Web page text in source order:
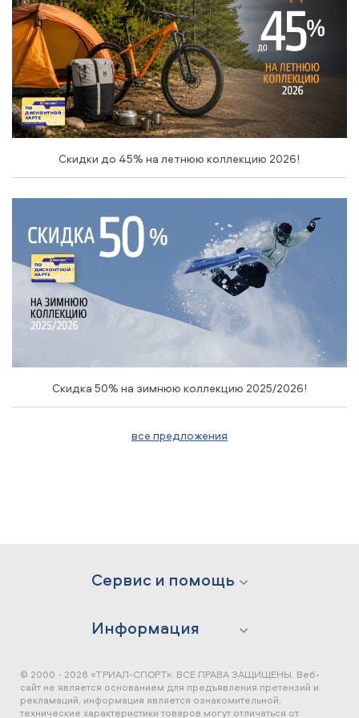
Скидки до 45% на летнюю коллекцию 2026!
Скидка 50% на зимнюю коллекцию 2025/2026!
все предложения
Сервис и помощь
Информация
© 2000 - 2026 «ТРИАЛ-СПОРТ». ВСЕ ПРАВА ЗАЩИЩЕНЫ. Веб-
сайт не является основанием для предъявления претензий и
рекламаций, информация является ознакомительной,
технические характеристики товаров могут отличаться от